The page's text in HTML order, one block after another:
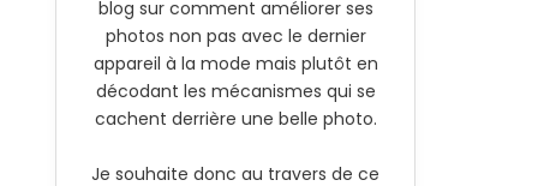
blog sur comment améliorer ses
photos non pas avec le dernier
appareil à la mode mais plutôt en
décodant les mécanismes qui se
cachent derrière une belle photo.
Je souhaite donc au travers de ce